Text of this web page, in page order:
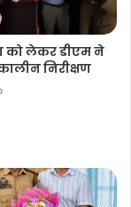
को लेकर डीएम ने
निरीक्षण